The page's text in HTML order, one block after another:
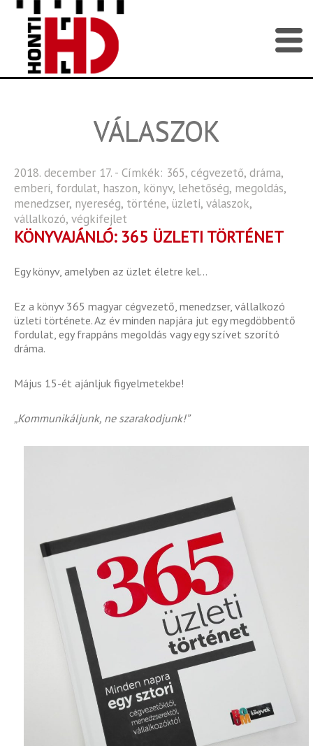
VÁLASZOK
2018. december 17. - Címkék: 365, cégvezető, dráma,
emberi, fordulat, haszon, könyv, lehetőség, megoldás,
menedzser, nyereség, történe, üzleti, válaszok,
vállalkozó, végkifejlet
KÖNYVAJÁNLÓ: 365 ÜZLETI TÖRTÉNET
Egy könyv, amelyben az üzlet életre kel…
Ez a könyv 365 magyar cégvezető, menedzser, vállalkozó
üzleti története. Az év minden napjára jut egy megdöbbentő
fordulat, egy frappáns megoldás vagy egy szívet szorító
dráma.
Május 15-ét ajánljuk figyelmetekbe!
„Kommunikáljunk, ne szarakodjunk!”